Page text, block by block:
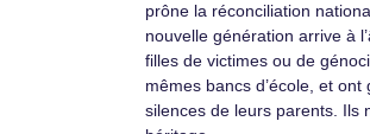
prône la réconciliation
nouvelle génération arrive à
filles de victimes ou de
mêmes bancs d’école, et ont
silences de leurs parents. Ils